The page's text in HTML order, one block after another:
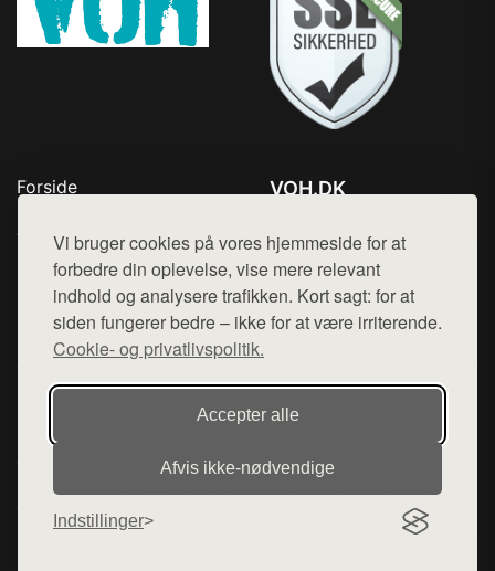
Vi bruger cookies på vores hjemmeside for at
forbedre din oplevelse, vise mere relevant
indhold og analysere trafikken. Kort sagt: for at
siden fungerer bedre – ikke for at være irriterende.
Cookie- og privatlivspolitik.
Accepter alle
Afvis ikke‑nødvendige
Indstillinger
Forside
Top Rabatter
Kontakt
VOH.DK
Mail: hej@want.dk
Cookie- og privatlivspolitik
Denne side er en del af want.dk, der udgiver en række
hjemmesider med præsentation af forskellige produkter fra
diverse webshops. Der sælges ikke varer fra denne side - vi
henviser til de shops, som sælger varen. Vi har heller ikke
varerne på lager.